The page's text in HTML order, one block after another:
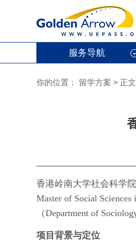
服务导航
你的位置： 留学方案 > 正文
香港岭南大学社会科学
Master of Social
（Department of
项目背景与定位